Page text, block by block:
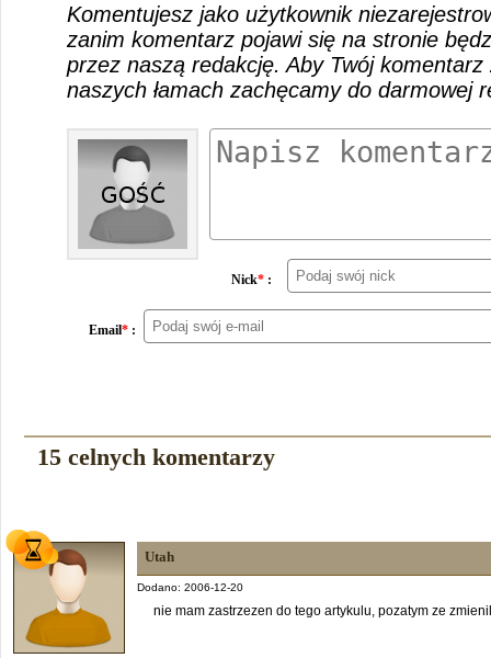
Komentujesz jako użytkownik
zanim komentarz pojawi się na stronie
przez naszą redakcję. Aby Twój
naszych łamach zachęcamy do darmowej
Nick* :
Email* :
15 celnych komentarzy
Utah
Dodano: 2006-12-20
nie mam zastrzezen do tego artykulu, pozatym ze